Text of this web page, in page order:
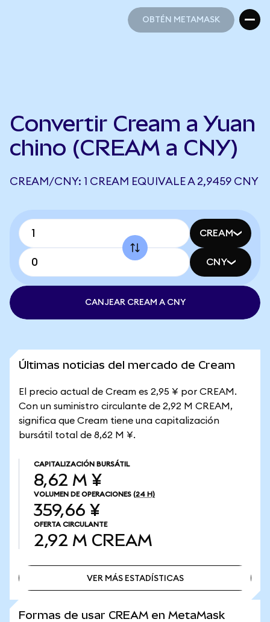
OBTÉN METAMASK
Convertir Cream a Yuan
chino (CREAM a CNY)
CREAM/CNY: 1 CREAM EQUIVALE A 2,9459 CNY
CREAM
CNY
CANJEAR CREAM A CNY
Últimas noticias del mercado de Cream
El precio actual de Cream es 2,95 ¥ por CREAM.
Con un suministro circulante de 2,92 M CREAM,
significa que Cream tiene una capitalización
bursátil total de 8,62 M ¥.
CAPITALIZACIÓN BURSÁTIL
8,62 M ¥
VOLUMEN DE OPERACIONES (24 H)
359,66 ¥
OFERTA CIRCULANTE
2,92 M CREAM
VER MÁS ESTADÍSTICAS
Formas de usar CREAM en MetaMask